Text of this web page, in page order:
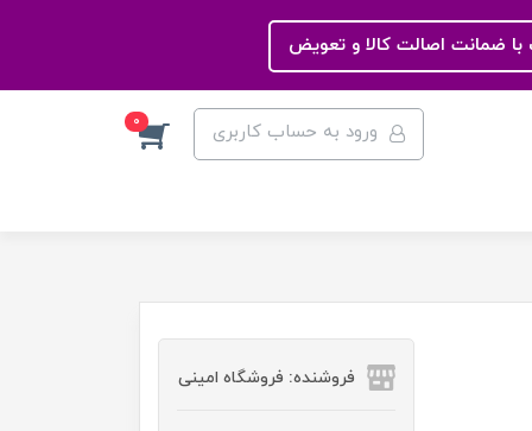
ضمانت اصالت کالا و تعویض
ورود به حساب کاربری 0
فروشنده: فروشگاه امینی